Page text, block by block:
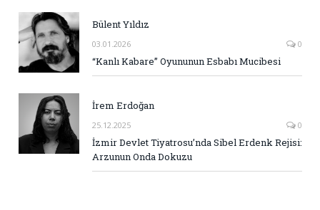
Bülent Yıldız
03.01.2026 0
“Kanlı Kabare” Oyununun Esbabı Mucibesi
İrem Erdoğan
25.12.2025 0
İzmir Devlet Tiyatrosu’nda Sibel Erdenk Rejisi:
Arzunun Onda Dokuzu